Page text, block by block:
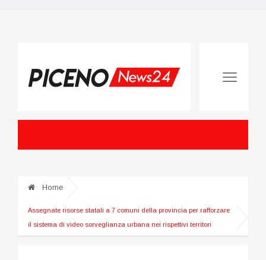
Home
Assegnate risorse statali a 7 comuni della provincia per rafforzare
il sistema di video sorveglianza urbana nei rispettivi territori